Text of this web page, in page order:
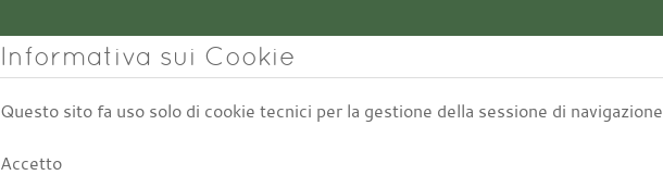
Informativa sui Cookie
Questo sito fa uso solo di cookie tecnici per la gestione della sessione di navigazione
Accetto